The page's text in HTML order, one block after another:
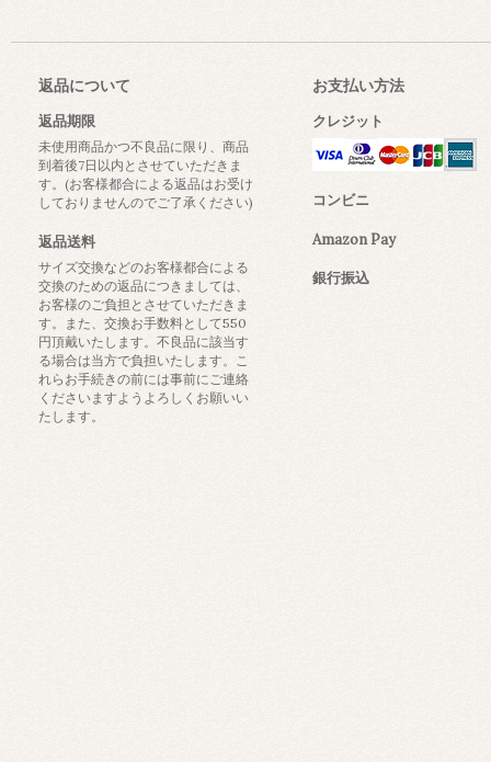
返品について
返品期限
未使用商品かつ不良品に限り、商品
到着後7日以内とさせていただきま
す。(お客様都合による返品はお受け
しておりませんのでご了承ください)
返品送料
サイズ交換などのお客様都合による
交換のための返品につきましては、
お客様のご負担とさせていただきま
す。また、交換お手数料として550
円頂戴いたします。不良品に該当す
る場合は当方で負担いたします。こ
れらお手続きの前には事前にご連絡
くださいますようよろしくお願いい
たします。
お支払い方法
クレジット
コンビニ
Amazon Pay
銀行振込